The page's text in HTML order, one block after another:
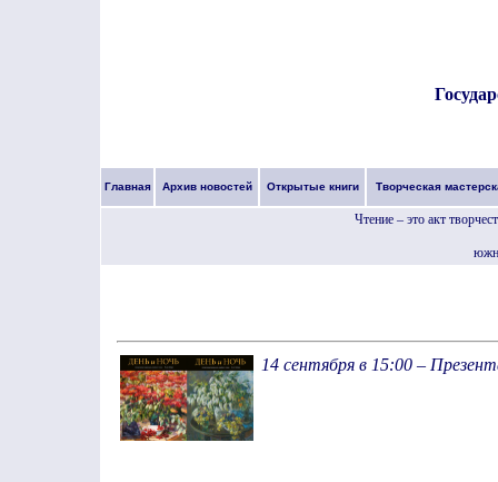
Главная Архив новостей Открытые книги Творческая
Чтение – это акт
14 сентября в 15:00 –